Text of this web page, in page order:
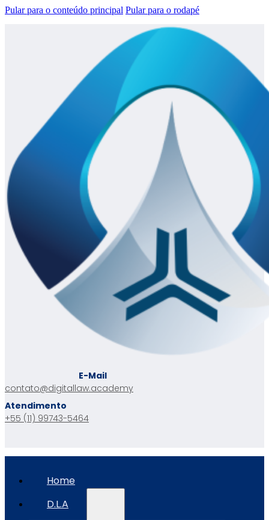
Pular para o conteúdo principal Pular para o rodapé
E-Mail
contato@digitallaw.academy
Atendimento
+55 (11) 99743-5464
Home
D.L.A